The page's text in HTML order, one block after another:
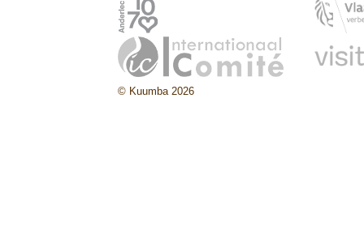
© Kuumba 2026